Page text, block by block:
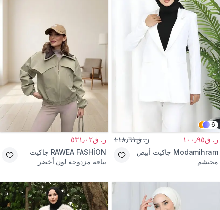
6
ر. ق١٠٠٫٩٥ ر. ق١١٨٫٦١
Modamihram جاكيت أبيض
محتشم
ر. ق٥٣١٫٠٢
RAWEA FASHİON جاكيت
بياقة مزدوجة لون أخضر